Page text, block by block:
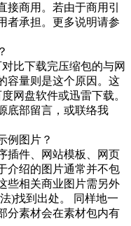
接商用。若由于商用引
者承担。更多说明请参
比下载完压缩包的与网
容量则是这个原因。这
网盘软件或迅雷下载。
底部留言，或联络我
例图片？
插件、网站模板、网页
介绍的图片通常并不包
些相关商业图片需另外
)找到出处。 同样地一
分素材会在素材包内有